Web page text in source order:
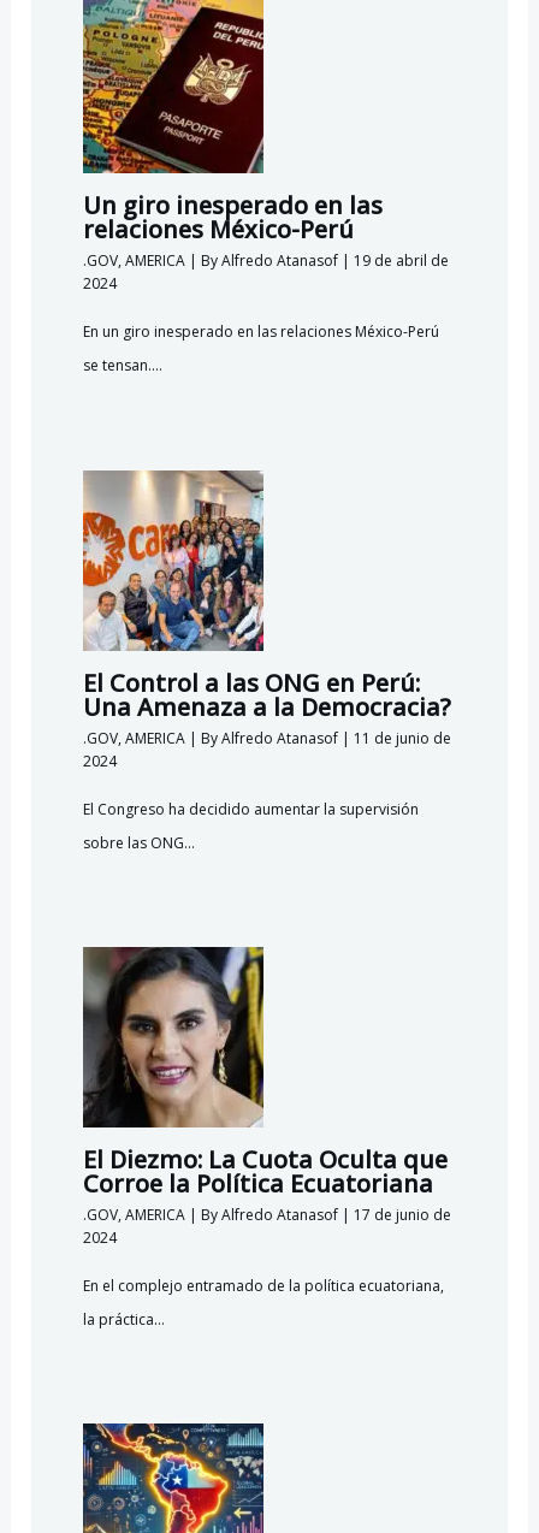
Un giro inesperado en las
relaciones México-Perú
.GOV,AMERICA| ByAlfredo Atanasof
19 de abril de
2024
En un giro inesperado en las relaciones México-Perú
se tensan.…
El Control a las ONG en Perú:
Una Amenaza a la Democracia?
.GOV,AMERICA| ByAlfredo Atanasof | 11 de junio de
2024
El Congreso ha decidido aumentar la supervisión
sobre las ONG…
El Diezmo: La Cuota Oculta que
Corroe la Política Ecuatoriana
.GOV,AMERICA| ByAlfredo Atanasof | 17 de junio de
2024
En el complejo entramado de la política ecuatoriana,
la práctica…